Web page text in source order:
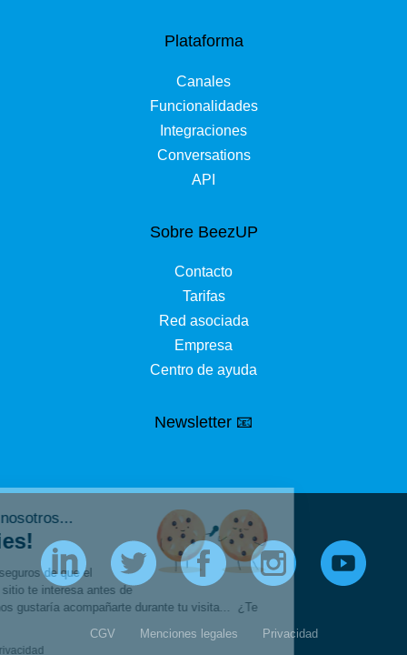
Plataforma
Canales
Funcionalidades
Integraciones
Conversations
API
Sobre BeezUP
Contacto
Tarifas
Red asociada
Empresa
Centro de ayuda
Newsletter 📧
CGV Menciones legales Privacidad
¡Hola, somos nosotros...
las Cookies!
Esperamos estar seguros de que el
contenido de este sitio te interesa antes de
molestarte, pero nos gustaría acompañarte durante tu visita... ¿Te
Lea la política de privacidad